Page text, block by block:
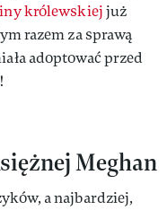
królewskiejjuż
razem za sprawą
adoptować przed
Meghan
a najbardziej,